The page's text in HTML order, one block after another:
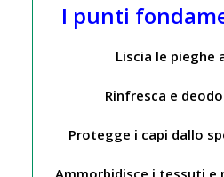
I punti
Liscia le pieghe
Rinfresca e
Protegge i capi dallo
Ammorbidisce i tessuti